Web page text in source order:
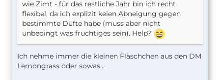
wie Zimt - für das restliche Jahr bin ich recht
flexibel, da ich explizit keien Abneigung gegen
bestimmte Düfte habe (muss aber nicht
unbedingt was fruchtiges sein). Help?
Ich nehme immer die kleinen Fläschchen aus den DM.
Lemongrass oder sowas...